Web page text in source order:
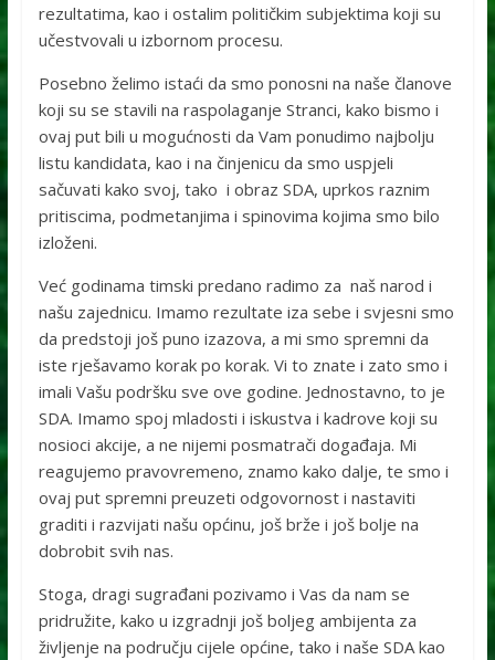
rezultatima, kao i ostalim političkim subjektima koji su
učestvovali u izbornom procesu.
Posebno želimo istaći da smo ponosni na naše članove
koji su se stavili na raspolaganje Stranci, kako bismo i
ovaj put bili u mogućnosti da Vam ponudimo najbolju
listu kandidata, kao i na činjenicu da smo uspjeli
sačuvati kako svoj, tako i obraz SDA, uprkos raznim
pritiscima, podmetanjima i spinovima kojima smo bilo
izloženi.
Već godinama timski predano radimo za naš narod i
našu zajednicu. Imamo rezultate iza sebe i svjesni smo
da predstoji još puno izazova, a mi smo spremni da
iste rješavamo korak po korak. Vi to znate i zato smo i
imali Vašu podršku sve ove godine. Jednostavno, to je
SDA. Imamo spoj mladosti i iskustva i kadrove koji su
nosioci akcije, a ne nijemi posmatrači događaja. Mi
reagujemo pravovremeno, znamo kako dalje, te smo i
ovaj put spremni preuzeti odgovornost i nastaviti
graditi i razvijati našu općinu, još brže i još bolje na
dobrobit svih nas.
Stoga, dragi sugrađani pozivamo i Vas da nam se
pridružite, kako u izgradnji još boljeg ambijenta za
življenje na području cijele općine, tako i naše SDA kao